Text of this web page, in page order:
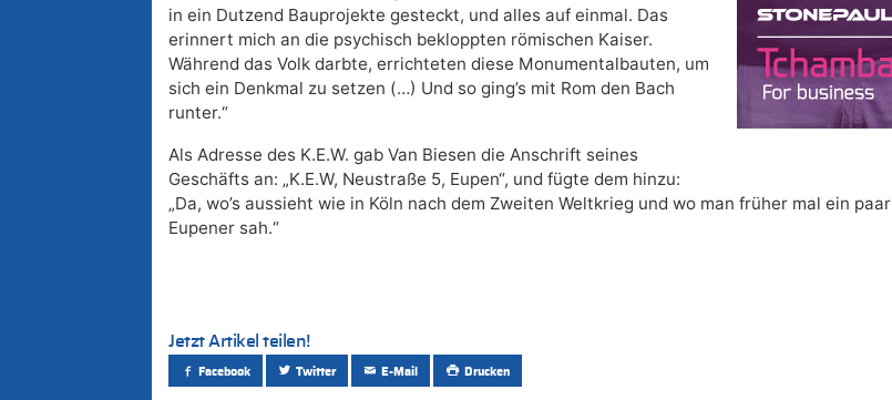
in ein Dutzend Bauprojekte gesteckt, und alles auf einmal. Das
erinnert mich an die psychisch bekloppten römischen Kaiser.
Während das Volk darbte, errichteten diese Monumentalbauten, um
sich ein Denkmal zu setzen (…) Und so ging’s mit Rom den Bach
runter.“
Als Adresse des K.E.W. gab Van Biesen die Anschrift seines
Geschäfts an: „K.E.W, Neustraße 5, Eupen“, und fügte dem hinzu:
„Da, wo’s aussieht wie in Köln nach dem Zweiten Weltkrieg und wo man früher mal ein paar
Eupener sah.“
Jetzt Artikel teilen!
Facebook Twitter E-Mail Drucken